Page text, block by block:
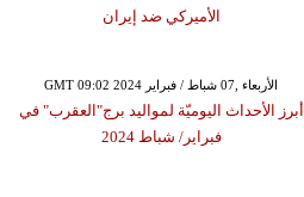
الأميركي ضد إيران
GMT 09:02 2024 الأربعاء ,07 شباط / فبراير
أبرز الأحداث اليوميّة لمواليد برج"العقرب" في
فبراير/ شباط 2024